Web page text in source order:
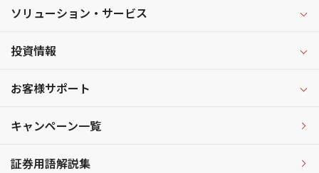
ソリューション・サービス
投資情報
お客様サポート
キャンペーン一覧
証券用語解説集